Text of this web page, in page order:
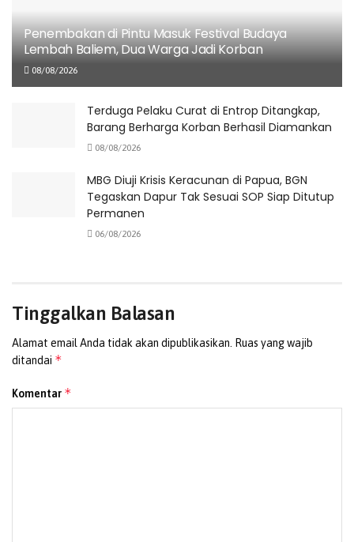
dua unit Impact Drill IDOO3 yang masih berada di tangan
pembeli. Sementara itu, pencarian terhadap sisa barang
pihaknya akan terus menelusuri jaringan penadah yang
menerima barang curian dari pelaku. “Kami masih
yang terlibat, termasuk kemungkinan adanya pelaku lain
atau jaringan penadah yang lebih luas,”ujar Kapolsek.
Penembakan di Pintu Masuk Festival Budaya
Lembah Baliem, Dua Warga Jadi Korban
08/08/2026
Terduga Pelaku Curat di Entrop Ditangkap,
Barang Berharga Korban Berhasil Diamankan
08/08/2026
MBG Diuji Krisis Keracunan di Papua, BGN
Tegaskan Dapur Tak Sesuai SOP Siap Ditutup
Permanen
06/08/2026
Tinggalkan Balasan
Alamat email Anda tidak akan dipublikasikan. Ruas yang wajib
ditandai *
Komentar *